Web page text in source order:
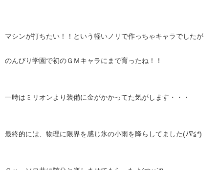
マシンが打ちたい！！という軽いノリで作っちゃキャラでしたが
のんびり学園で初のＧＭキャラにまで育ったね！！
一時はミリオンより装備に金がかかってた気がします・・・
最終的には、物理に限界を感じ氷の小雨を降らしてました(ﾉ∇≦*)